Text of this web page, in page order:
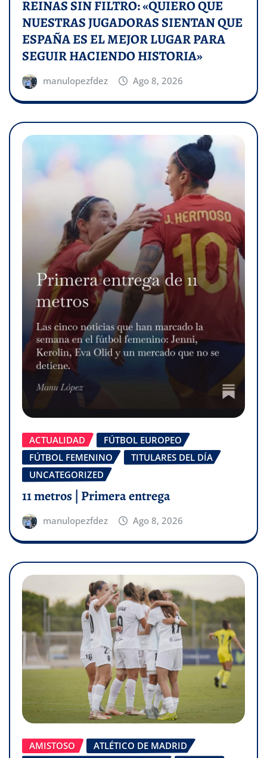
REINAS SIN FILTRO: «QUIERO QUE
NUESTRAS JUGADORAS SIENTAN QUE
ESPAÑA ES EL MEJOR LUGAR PARA
SEGUIR HACIENDO HISTORIA»
manulopezfdez Ago 8, 2026
ACTUALIDAD
FÚTBOL EUROPEO
FÚTBOL FEMENINO
TITULARES DEL DÍA
UNCATEGORIZED
11 metros | Primera entrega
manulopezfdez Ago 8, 2026
AMISTOSO
ATLÉTICO DE MADRID